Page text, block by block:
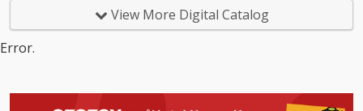
ター。ナッシュヴィル
拠点のマスタリング・
View More Digital Catalog
Error.